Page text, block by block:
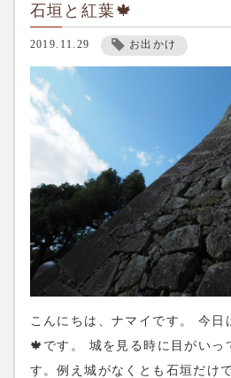
通ってちょっと歩いくと三之堂
いち良い感じ。 こちらが三之堂
の字型に並んでます。映画ラス
てます。帰った後に久しぶりに
と結構使われてましたね^_^ 他
田官兵衛や映画関ヶ原などでも
私が訪れた時は夕方だったので
た。今度ゆっくり来ようと思い
奥には奥の院があります。 性空
寺を開いた僧です。圓教寺には
旗が張ってあるので、お坊さん
マさんが来日した時にお世話し
い！！ 今日は休みだそうですが
この部屋↓にチベットの僧が居
圓教寺、すごい良い所でした！
石垣と紅葉🍁
2019.11.29 お出かけ
こんにちは、ナマイです。 今日
🍁です。 城を見る時に目がいっ
す。例え城がなくとも石垣だけ